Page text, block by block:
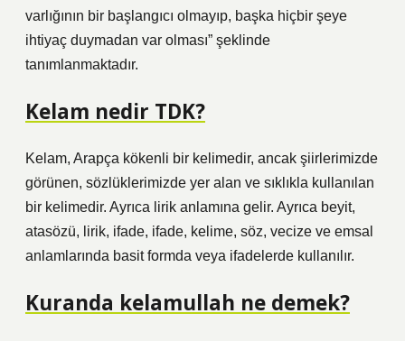
varlığının bir başlangıcı olmayıp, başka hiçbir şeye
ihtiyaç duymadan var olması” şeklinde
tanımlanmaktadır.
Kelam nedir TDK?
Kelam, Arapça kökenli bir kelimedir, ancak şiirlerimizde
görünen, sözlüklerimizde yer alan ve sıklıkla kullanılan
bir kelimedir. Ayrıca lirik anlamına gelir. Ayrıca beyit,
atasözü, lirik, ifade, ifade, kelime, söz, vecize ve emsal
anlamlarında basit formda veya ifadelerde kullanılır.
Kuranda kelamullah ne demek?